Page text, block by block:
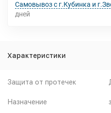
Самовывоз с г.Кубинка и
дней
Характеристики
Защита от протечек
Назначение